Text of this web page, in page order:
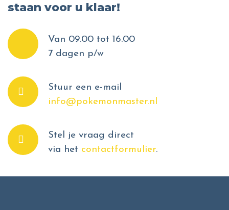
staan voor u klaar!
Van 09.00 tot 16.00
7 dagen p/w
Stuur een e-mail
info@pokemonmaster.nl
Stel je vraag direct
via het contactformulier.